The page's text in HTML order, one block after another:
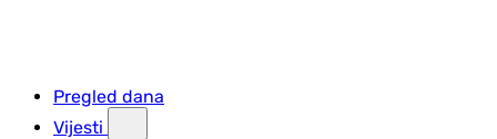
Pregled dana
Vijesti